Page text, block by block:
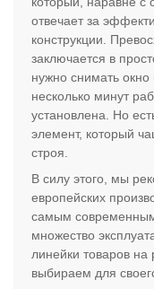
отвечает за
конструкции.
заключается в
нужно снимать окно
несколько минут
установлена. Но
элемент, который
строя.
В силу этого, мы
европейских
самым
множество
линейки товаров
выбираем для